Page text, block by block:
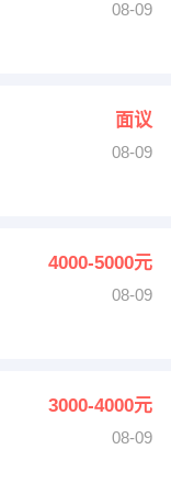
08-09
面议
08-09
4000-5000元
08-09
3000-4000元
08-09